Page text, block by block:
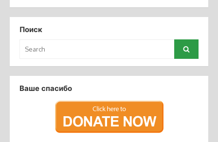
Поиск
for:
Search
Ваше спасибо